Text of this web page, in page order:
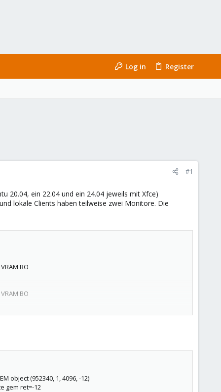
Log in Register
#1
20.04, ein 22.04 und ein 24.04 jeweils mit Xfce)
lokale Clients haben teilweise zwei Monitore. Die
BO
BO
BO
object (952340, 1, 4096, -12)
gem ret=-12